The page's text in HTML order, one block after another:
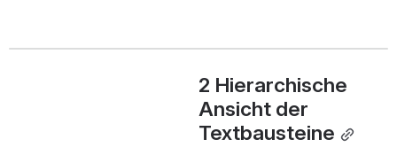
2 Hierarchische
Ansicht der
Textbausteine